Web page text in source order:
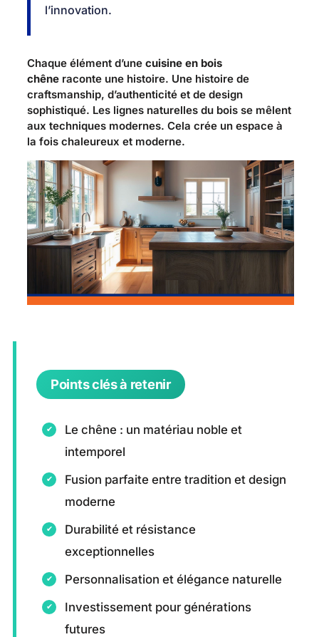
l’innovation.
Chaque élément d’une cuisine en bois
chêne raconte une histoire. Une histoire de
craftsmanship, d’authenticité et de design
sophistiqué. Les lignes naturelles du bois se mêlent
aux techniques modernes. Cela crée un espace à
la fois chaleureux et moderne.
Points clés à retenir
Le chêne : un matériau noble et
intemporel
Fusion parfaite entre tradition et design
moderne
Durabilité et résistance
exceptionnelles
Personnalisation et élégance naturelle
Investissement pour générations
futures